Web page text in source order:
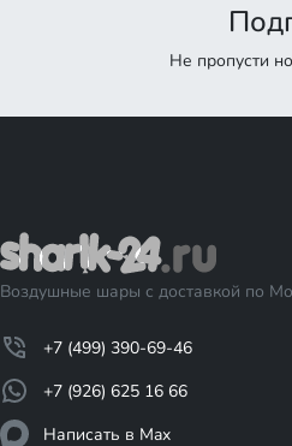
Не пропусти
Воздушные шары с доставкой по
+7 (499) 390-69-46
+7 (926) 625 16 66
Написать в Max